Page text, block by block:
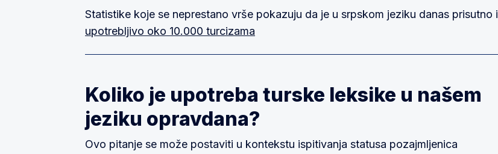
Statistike koje se neprestano vrše pokazuju da je u srpskom jeziku danas prisutno i
upotrebljivo oko 10.000 turcizama
Koliko je upotreba turske leksike u našem
jeziku opravdana?
Ovo pitanje se može postaviti u kontekstu ispitivanja statusa pozajmljenica